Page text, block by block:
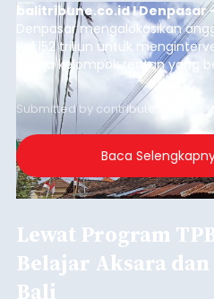
balitribune.co.id I Denpasar
Denpasar mengalokasikan
Rp1,152 triliun untuk
warga kelompok rentan yang
garis kemiskinan. Langkah
guna menjaga masyarakat
kelompok desil 5 dan 6 tersebut
merosot ke kategori miskin.
Submitted by contributor
Baca
Lewat Program
Belajar Aksara dan
Bali